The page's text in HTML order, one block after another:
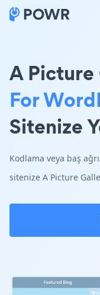
A
For
Sitenize
Kodlama veya baş
sitenize A Picture